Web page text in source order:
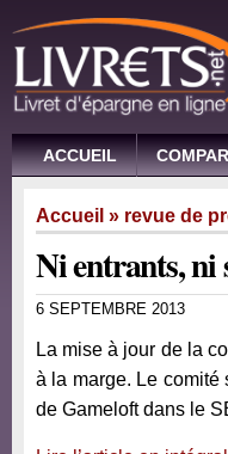
ACCUEIL
Accueil » revue de
Ni entrants, ni
6 SEPTEMBRE 2013
La mise à jour de la
à la marge. Le comité
de Gameloft dans le